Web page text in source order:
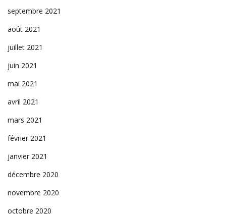
septembre 2021
août 2021
juillet 2021
juin 2021
mai 2021
avril 2021
mars 2021
février 2021
janvier 2021
décembre 2020
novembre 2020
octobre 2020